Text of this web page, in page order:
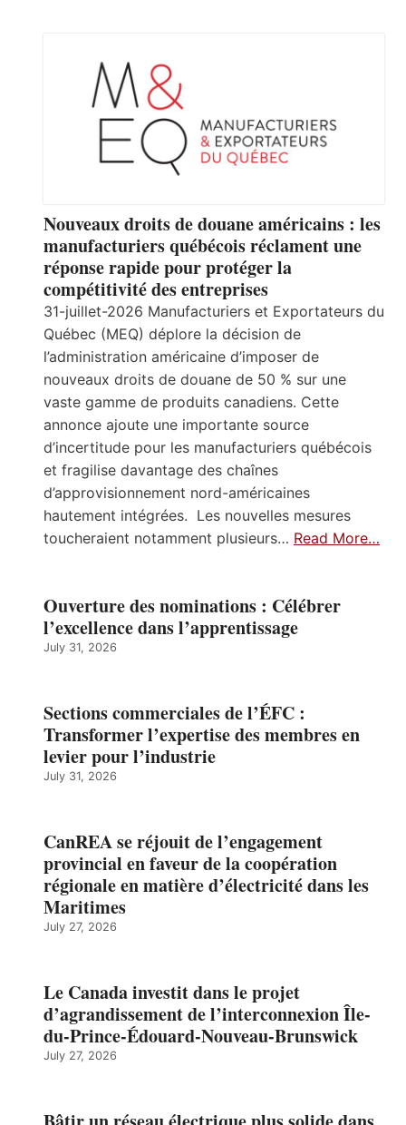
Nouveaux droits de douane américains : les
manufacturiers québécois réclament une
réponse rapide pour protéger la
compétitivité des entreprises
31-juillet-2026 Manufacturiers et Exportateurs du
Québec (MEQ) déplore la décision de
l’administration américaine d’imposer de
nouveaux droits de douane de 50 % sur une
vaste gamme de produits canadiens. Cette
annonce ajoute une importante source
d’incertitude pour les manufacturiers québécois
et fragilise davantage des chaînes
d’approvisionnement nord-américaines
hautement intégrées. Les nouvelles mesures
toucheraient notamment plusieurs… Read More…
Ouverture des nominations : Célébrer
l’excellence dans l’apprentissage
July 31, 2026
Sections commerciales de l’ÉFC :
Transformer l’expertise des membres en
levier pour l’industrie
July 31, 2026
CanREA se réjouit de l’engagement
provincial en faveur de la coopération
régionale en matière d’électricité dans les
Maritimes
July 27, 2026
Le Canada investit dans le projet
d’agrandissement de l’interconnexion Île-
du-Prince-Édouard-Nouveau-Brunswick
July 27, 2026